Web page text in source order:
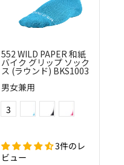
552 WILD PAPER 和紙
バイク グリップ ソック
ス (ラウンド) BKS1003
男女兼用
Color
3
3件のレ
ビュー